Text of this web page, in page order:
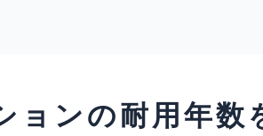
ョンの耐用年数